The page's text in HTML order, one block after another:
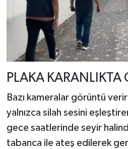
PLAKA KARANLIKTA
Bazı kameralar görüntü
yalnızca silah sesini
gece saatlerinde seyir
tabanca ile ateş edilerek